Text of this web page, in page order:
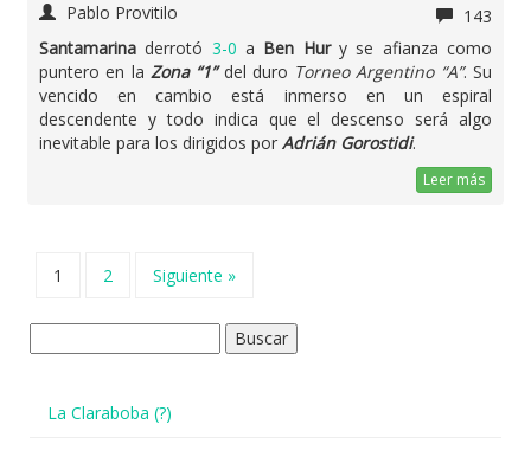
Pablo Provitilo
143
Santamarina derrotó 3-0 a Ben Hury se afianza como
puntero en la Zona “1”del duro Torneo Argentino “A”. Su
vencido en cambio está inmerso en un espiral
descendente y todo indica que el descenso será algo
inevitable para los dirigidos por Adrián Gorostidi.
Leer más
1 2 Siguiente »
La Claraboba (?)